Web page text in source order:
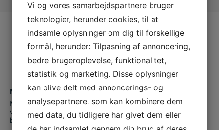
METALBOR HSS 2,7 MM
Metalbor HSS Dette
valsede HSS metalbor kan
bruges til bo...
METALBOR HSS 5,8 MM
Metalbor HSS Dette
valsede HSS metalbor kan
bruges til bo...
Vi og vores samarbejdspartnere bruger
teknologier, herunder cookies, til at
indsamle oplysninger om dig til forskellige
formål, herunder: Tilpasning af annoncering,
bedre brugeroplevelse, funktionalitet,
statistik og marketing. Disse oplysninger
kan blive delt med annoncerings- og
analysepartnere, som kan kombinere dem
med data, du tidligere har givet dem eller